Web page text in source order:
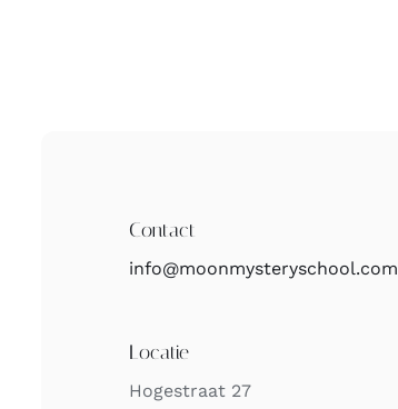
Contact
info@moonmysteryschool.com
Locatie
Hogestraat 27